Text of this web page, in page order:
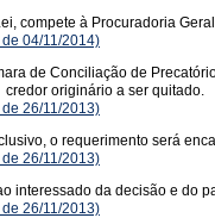
compete à Procuradoria
04/11/2014)
de Conciliação de
originário a ser quitado.
26/11/2013)
o requerimento será
26/11/2013)
interessado da decisão e do
26/11/2013)